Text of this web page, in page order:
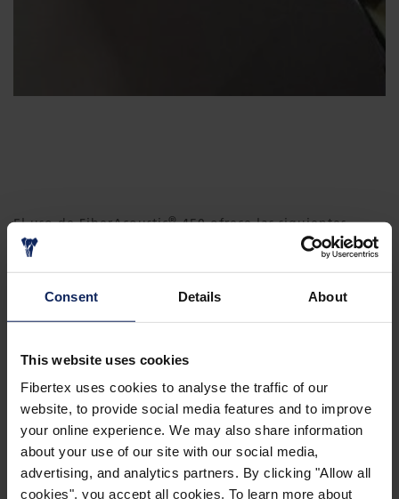
Consent Details About
This website uses cookies
Fibertex uses cookies to analyse the traffic of our
website, to provide social media features and to improve
your online experience. We may also share information
about your use of our site with our social media,
advertising, and analytics partners. By clicking "Allow all
cookies", you accept all cookies. To learn more about
El uso de FiberAcoustic®450 ofrece las siguientes
ventajas:
Excelentes propiedades acústicas
absorción del sonido que mejoran
significativamente el entorno
Calidad, rendimiento y estética de última
generación
Resistencia al fuego, clasificación B-s1, d0